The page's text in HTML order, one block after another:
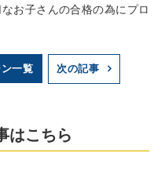
お子さんの合格の為にプロ
一覧 次の記事
はこちら